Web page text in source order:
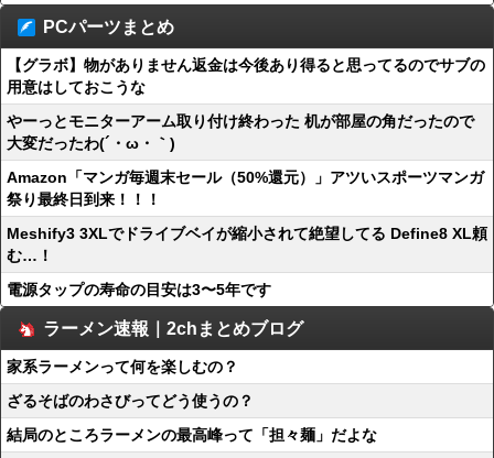
PCパーツまとめ
【グラボ】物がありません返金は今後あり得ると思ってるのでサブの
用意はしておこうな
やーっとモニターアーム取り付け終わった 机が部屋の角だったので
大変だったわ(´・ω・｀)
Amazon「マンガ毎週末セール（50%還元）」アツいスポーツマンガ
祭り最終日到来！！！
Meshify3 3XLでドライブベイが縮小されて絶望してる Define8 XL頼
む…！
電源タップの寿命の目安は3〜5年です
ラーメン速報｜2chまとめブログ
家系ラーメンって何を楽しむの？
ざるそばのわさびってどう使うの？
結局のところラーメンの最高峰って「担々麺」だよな